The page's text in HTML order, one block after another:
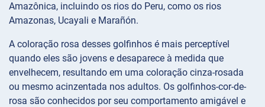
Amazônica, incluindo os rios do Peru, como os rios
Amazonas, Ucayali e Marañón.
A coloração rosa desses golfinhos é mais perceptível
quando eles são jovens e desaparece à medida que
envelhecem, resultando em uma coloração cinza-rosada
ou mesmo acinzentada nos adultos. Os golfinhos-cor-de-
rosa são conhecidos por seu comportamento amigável e